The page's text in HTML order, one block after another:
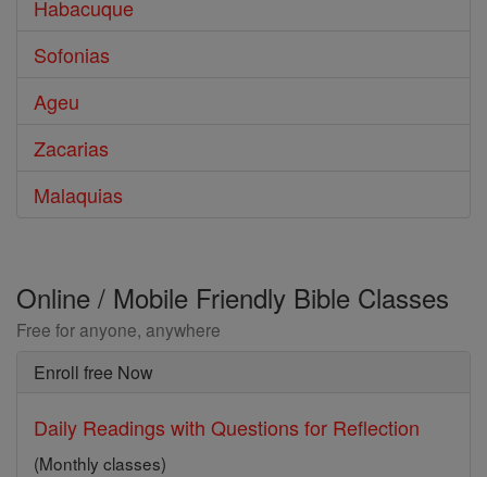
Habacuque
Sofonias
Ageu
Zacarias
Malaquias
Online / Mobile Friendly Bible Classes
Free for anyone, anywhere
Enroll free Now
Daily Readings with Questions for Reflection
(Monthly classes)